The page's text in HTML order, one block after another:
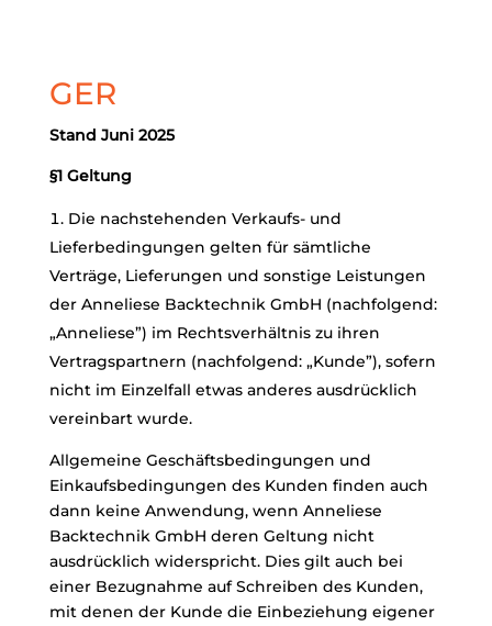
GER
Stand Juni 2025
§1 Geltung
Die nachstehenden Verkaufs- und
Lieferbedingungen gelten für sämtliche
Verträge, Lieferungen und sonstige Leistungen
der Anneliese Backtechnik GmbH (nachfolgend:
„Anneliese”) im Rechtsverhältnis zu ihren
Vertragspartnern (nachfolgend: „Kunde”), sofern
nicht im Einzelfall etwas anderes ausdrücklich
vereinbart wurde.
Allgemeine Geschäftsbedingungen und
Einkaufsbedingungen des Kunden finden auch
dann keine Anwendung, wenn Anneliese
Backtechnik GmbH deren Geltung nicht
ausdrücklich widerspricht. Dies gilt auch bei
einer Bezugnahme auf Schreiben des Kunden,
mit denen der Kunde die Einbeziehung eigener